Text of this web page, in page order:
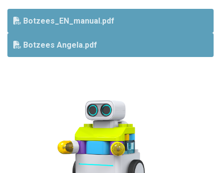
Botzees_EN_manual.pdf
Botzees Angela.pdf